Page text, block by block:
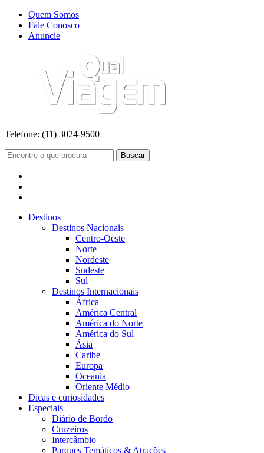
Quem Somos
Fale Conosco
Anuncie
Telefone: (11) 3024-9500
Buscar
Destinos
Destinos Nacionais
Centro-Oeste
Norte
Nordeste
Sudeste
Sul
Destinos Internacionais
África
América Central
América do Norte
América do Sul
Ásia
Caribe
Europa
Oceania
Oriente Médio
Dicas e curiosidades
Especiais
Diário de Bordo
Cruzeiros
Intercâmbio
Parques Temáticos & Atrações